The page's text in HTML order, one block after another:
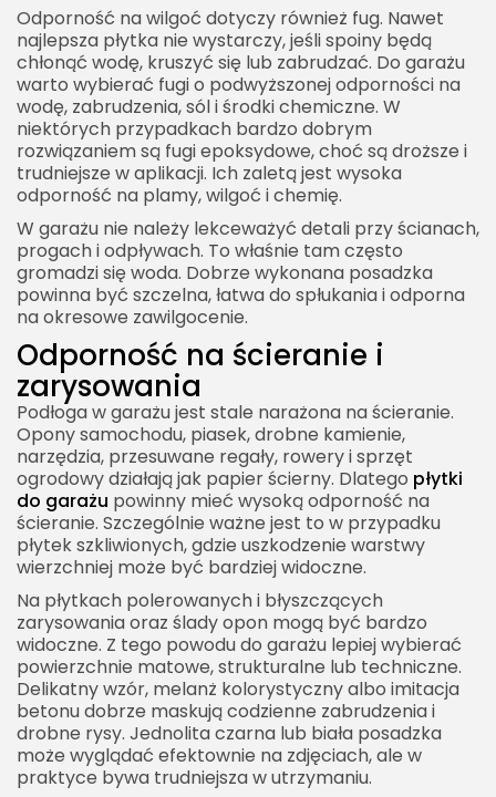
Odporność na wilgoć dotyczy również fug. Nawet
najlepsza płytka nie wystarczy, jeśli spoiny będą
chłonąć wodę, kruszyć się lub zabrudzać. Do garażu
warto wybierać fugi o podwyższonej odporności na
wodę, zabrudzenia, sól i środki chemiczne. W
niektórych przypadkach bardzo dobrym
rozwiązaniem są fugi epoksydowe, choć są droższe i
trudniejsze w aplikacji. Ich zaletą jest wysoka
odporność na plamy, wilgoć i chemię.
W garażu nie należy lekceważyć detali przy ścianach,
progach i odpływach. To właśnie tam często
gromadzi się woda. Dobrze wykonana posadzka
powinna być szczelna, łatwa do spłukania i odporna
na okresowe zawilgocenie.
Odporność na ścieranie i
zarysowania
Podłoga w garażu jest stale narażona na ścieranie.
Opony samochodu, piasek, drobne kamienie,
narzędzia, przesuwane regały, rowery i sprzęt
ogrodowy działają jak papier ścierny. Dlatego płytki
do garażu powinny mieć wysoką odporność na
ścieranie. Szczególnie ważne jest to w przypadku
płytek szkliwionych, gdzie uszkodzenie warstwy
wierzchniej może być bardziej widoczne.
Na płytkach polerowanych i błyszczących
zarysowania oraz ślady opon mogą być bardzo
widoczne. Z tego powodu do garażu lepiej wybierać
powierzchnie matowe, strukturalne lub techniczne.
Delikatny wzór, melanż kolorystyczny albo imitacja
betonu dobrze maskują codzienne zabrudzenia i
drobne rysy. Jednolita czarna lub biała posadzka
może wyglądać efektownie na zdjęciach, ale w
praktyce bywa trudniejsza w utrzymaniu.